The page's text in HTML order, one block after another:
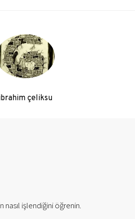
çeliksu
nasıl işlendiğini öğrenin.